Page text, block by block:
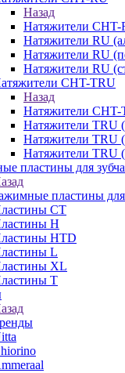
Назад
Натяжители CHT-
Натяжители RU
Натяжители RU
Натяжители RU
CHT-TRU
Назад
Натяжители CHT-
Натяжители TRU
Натяжители TRU
Натяжители TRU
пластины для
пластины
CT
H
HTD
L
XL
T